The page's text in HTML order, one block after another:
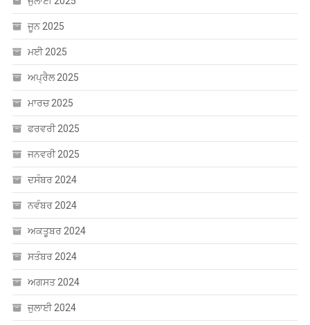
ਜੁਲਾਈ 2025
ਜੂਨ 2025
ਮਈ 2025
ਅਪ੍ਰੈਲ 2025
ਮਾਰਚ 2025
ਫਰਵਰੀ 2025
ਜਨਵਰੀ 2025
ਦਸੰਬਰ 2024
ਨਵੰਬਰ 2024
ਅਕਤੂਬਰ 2024
ਸਤੰਬਰ 2024
ਅਗਸਤ 2024
ਜੁਲਾਈ 2024